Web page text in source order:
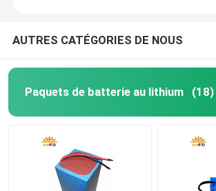
AUTRES CATÉGORIES DE NOUS
Paquets de batterie au lithium (18)